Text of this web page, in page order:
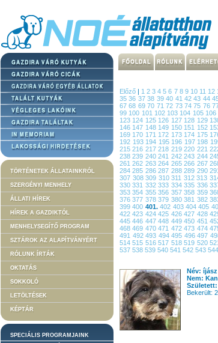
TÖRTÉNETEK ÁLLATAINKRÓL
SZERGÉNYI MENHELY
ÁLLATI HÍREK
HÍREK A GAZDIKTÓL
MENHELYSEGÍTŐ PROGRAM
SZTÁROK AZ ALAPÍTVÁNYÉRT
RÓLUNK ÍRTÁK
OKTATÁS
SOKKOLÓ
LETÖLTÉSEK
KÉPTÁR
SPECIÁLIS PROGRAMJAINK
Előző | 123456 7 8 9 10 11 12
3536 3738 3940 41 4243 44
6768 6970 7172 73 7475 76
99 100 101 102 103 104 105 106
123 124 125 126 127 128 129
146 147 148 149 150 151 152
169 170 171 172 173 174 175
192 193 194 195 196 197 198
215216 217218 219220 221
238239 240241 242243 244
261262 263264 265266 267
284285 286287 288289 290
307 308 309 310 311 312 313
330331 332333 334335 336
353354 355356 357358 359
376377 378379 380381 382
399400 401. 402 403 404405
422423 424425 426427 428
445446 447448 449450 451
468469 470471 472473 474
491 492 493 494 495 496 497
514515 516517 518519 520
537 538 539 540 541 542 543 544
Név:
Nem: Kan
Született:
Bekerült: